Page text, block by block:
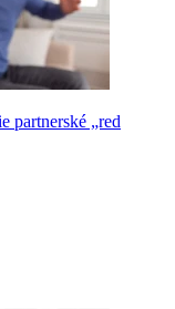
partnerské „red